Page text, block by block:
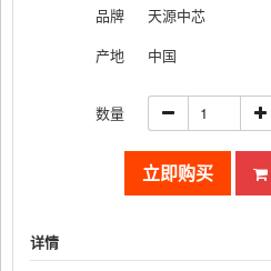
品牌
天源中芯
产地
中国
数量
立即购买
详情